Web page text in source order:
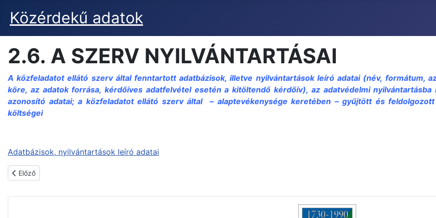
Közérdekű adatok
2.6. A SZERV NYILVÁNTARTÁSAI
A közfeladatot ellátó szerv által fenntartott adatbázisok, illetve nyilvántartások leíró adatai (név, formátum,
köre, az adatok forrása, kérdőíves adatfelvétel esetén a kitöltendő kérdőív), az adatvédelmi
azonosító adatai; a közfeladatot ellátó szerv által – alaptevékenysége keretében – gyűjtött és
költségei
Adatbázisok, nyilvántartások leíró adatai
Előző cikk: 2.7. NYILVÁNOS KIADVÁNYOK
Előző